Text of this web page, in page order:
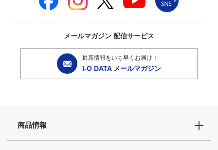
メールマガジン 配信サービス
最新情報をいち早くお届け！
I-O DATA メールマガジン
商品情報